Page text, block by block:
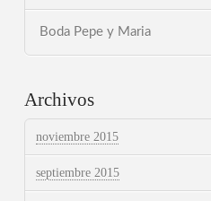
Boda Pepe y Maria
Archivos
noviembre 2015
septiembre 2015